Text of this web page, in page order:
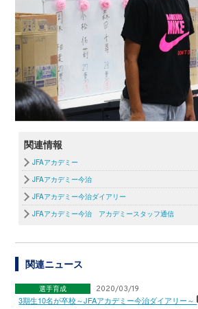
関連情報
JFAアカデミー
JFAアカデミー今治
JFAアカデミー今治ダイアリー
JFAアカデミー今治 アカデミースタッフ通信
関連ニュース
選手育成 2020/03/19
3期生10名が卒校～JFAアカデミー今治ダイアリー～